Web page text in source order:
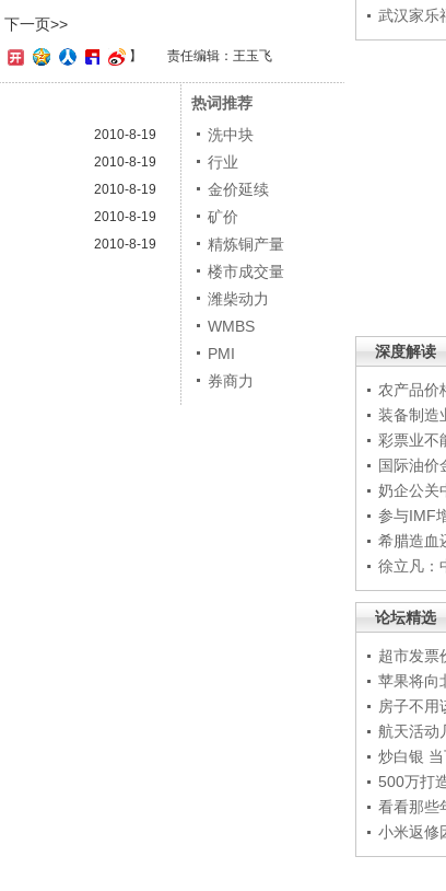
武汉家乐
深度解读
农产品价
装备制造
彩票业不
国际油价
奶企公关
参与IMF
希腊造血
徐立凡：
论坛精选
超市发票
苹果将向
房子不用
航天活动
炒白银
500万打
看看那些
小米返修
下一页>>
】 责任编辑：王玉飞
2010-8-19
2010-8-19
2010-8-19
2010-8-19
2010-8-19
热词推荐
洗中块
行业
金价延续
矿价
精炼铜产量
楼市成交量
潍柴动力
WMBS
PMI
券商力